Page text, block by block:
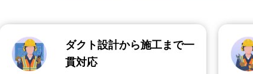
ダクト設計から施工まで一
貫対応